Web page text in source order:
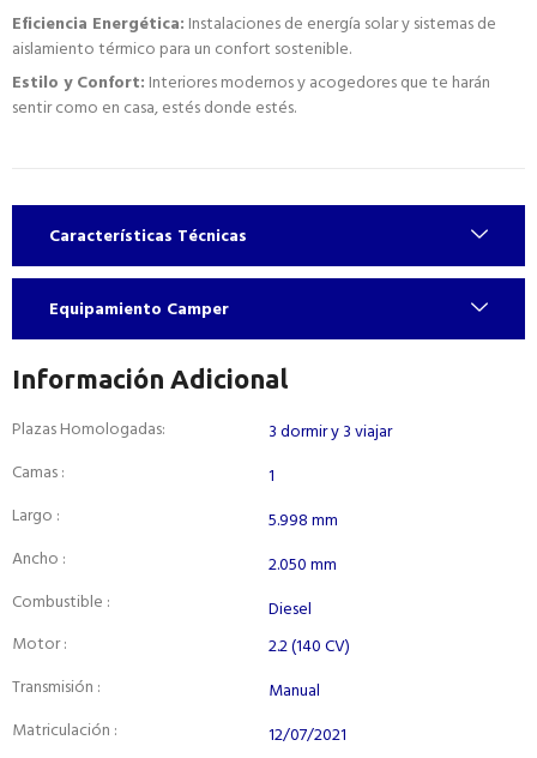
Eficiencia Energética: Instalaciones de energía solar y sistemas de
aislamiento térmico para un confort sostenible.
Estilo y Confort: Interiores modernos y acogedores que te harán
sentir como en casa, estés donde estés.
Características Técnicas
Equipamiento Camper
Información Adicional
Plazas Homologadas:
Camas :
Largo :
Ancho :
Combustible :
3 dormir y 3 viajar
1
5.998 mm
2.050 mm
Diesel
Motor :
Transmisión :
Matriculación :
2.2 (140 CV)
Manual
12/07/2021